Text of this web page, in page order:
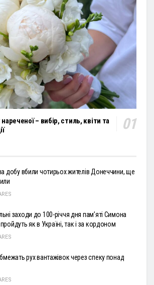
– вибір, стиль, квіти та
добу вбили чотирьох жителів Донеччини, ще
заходи до 100-річчя дня пам’яті Симона
як в Україні, так і за кордоном
рух вантажівок через спеку понад